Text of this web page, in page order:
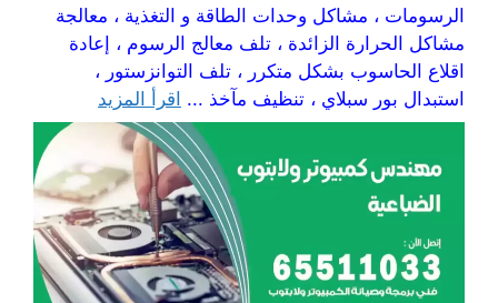
الرسومات ، مشاكل وحدات الطاقة و التغذية ، معالجة
مشاكل الحرارة الزائدة ، تلف معالج الرسوم ، إعادة
اقلاع الحاسوب بشكل متكرر ، تلف التوانزستور ،
استبدال بور سبلاي ، تنظيف مآخذ ... اقرأ المزيد